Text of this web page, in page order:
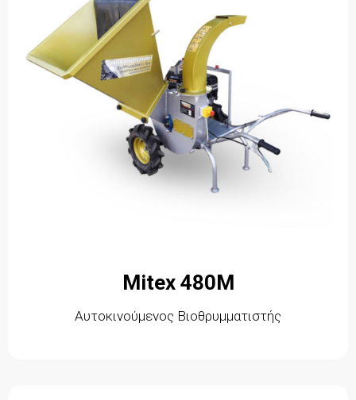
Mitex 480M
Αυτοκινούμενος Βιοθρυμματιστής